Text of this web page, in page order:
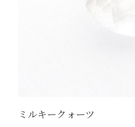
ミルキークォーツ